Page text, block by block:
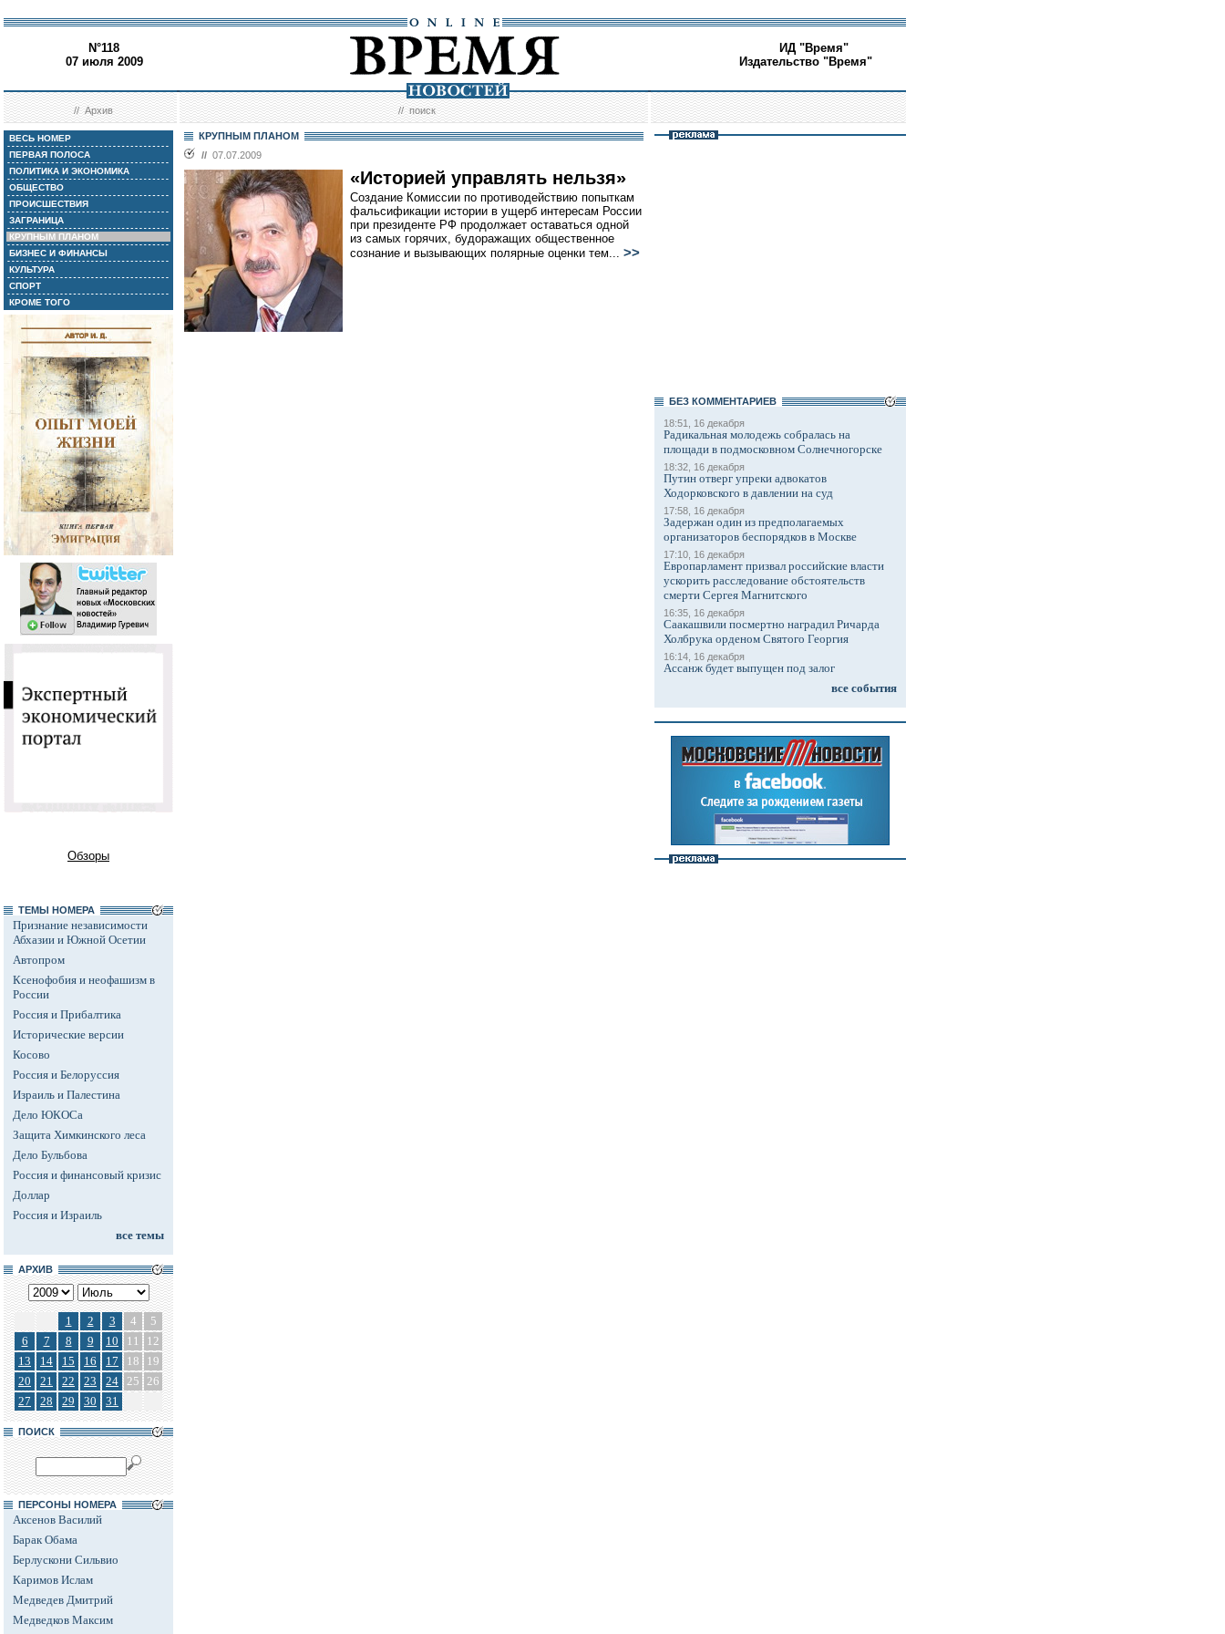
N°118
07 июля 2009
ИД "Время"
Издательство "Время"
//Архив //поиск
ВЕСЬ НОМЕР
ПЕРВАЯ ПОЛОСА
ПОЛИТИКА И ЭКОНОМИКА
ОБЩЕСТВО
ПРОИСШЕСТВИЯ
ЗАГРАНИЦА
КРУПНЫМ ПЛАНОМ
БИЗНЕС И ФИНАНСЫ
КУЛЬТУРА
СПОРТ
КРОМЕ ТОГО
Обзоры
ТЕМЫ НОМЕРА
Признание независимости
Абхазии и Южной Осетии
Автопром
Ксенофобия и неофашизм в
России
Россия и Прибалтика
Исторические версии
Косово
Россия и Белоруссия
Израиль и Палестина
Дело ЮКОСа
Защита Химкинского леса
Дело Бульбова
Россия и финансовый кризис
Доллар
Россия и Израиль
все темы
АРХИВ
1 2 3 4
5
6
7 8 9 10 11
12
13
14 15 16 17 18
19
20
21 22 23 24 25 26
27
28 29 30 31
ПОИСК
ПЕРСОНЫ НОМЕРА
Аксенов Василий
Барак Обама
Берлускони Сильвио
Каримов Ислам
Медведев Дмитрий
Медведков Максим
КРУПНЫМ ПЛАНОМ
// 07.07.2009
«Историей управлять нельзя»
Создание Комиссии по противодействию попыткам
фальсификации истории в ущерб интересам России
при президенте РФ продолжает оставаться одной
из самых горячих, будоражащих общественное
сознание и вызывающих полярные оценки тем... >>
БЕЗ КОМMЕНТАРИЕВ
18:51, 16 декабря
Радикальная молодежь собралась на
площади в подмосковном Солнечногорске
18:32, 16 декабря
Путин отверг упреки адвокатов
Ходорковского в давлении на суд
17:58, 16 декабря
Задержан один из предполагаемых
организаторов беспорядков в Москве
17:10, 16 декабря
Европарламент призвал российские власти
ускорить расследование обстоятельств
смерти Сергея Магнитского
16:35, 16 декабря
Саакашвили посмертно наградил Ричарда
Холбрука орденом Святого Георгия
16:14, 16 декабря
Ассанж будет выпущен под залог
все события